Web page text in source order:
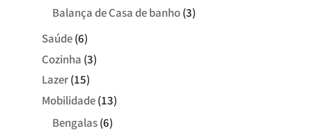
Balança de Casa de banho (3)
Saúde (6)
Cozinha (3)
Lazer (15)
Mobilidade (13)
Bengalas (6)